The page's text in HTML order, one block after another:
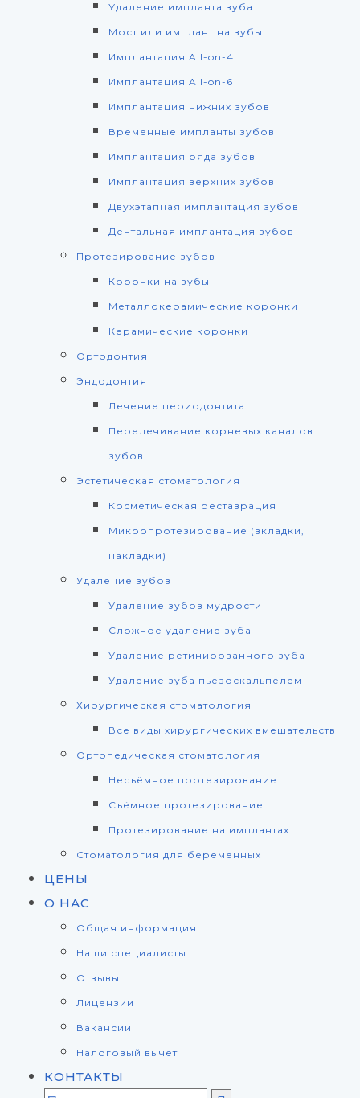
Удаление импланта зуба
Мост или имплант на зубы
Имплантация All-on-4
Имплантация All-on-6
Имплантация нижних зубов
Временные импланты зубов
Имплантация ряда зубов
Имплантация верхних зубов
Двухэтапная имплантация зубов
Дентальная имплантация зубов
Протезирование зубов
Коронки на зубы
Металлокерамические коронки
Керамические коронки
Ортодонтия
Эндодонтия
Лечение периодонтита
Перелечивание корневых каналов
зубов
Эстетическая стоматология
Косметическая реставрация
Микропротезирование (вкладки,
накладки)
Удаление зубов
Удаление зубов мудрости
Сложное удаление зуба
Удаление ретинированного зуба
Удаление зуба пьезоскальпелем
Хирургическая стоматология
Все виды хирургических вмешательств
Ортопедическая стоматология
Несъёмное протезирование
Съёмное протезирование
Протезирование на имплантах
Стоматология для беременных
ЦЕНЫ
О НАС
Общая информация
Наши специалисты
Отзывы
Лицензии
Вакансии
Налоговый вычет
КОНТАКТЫ